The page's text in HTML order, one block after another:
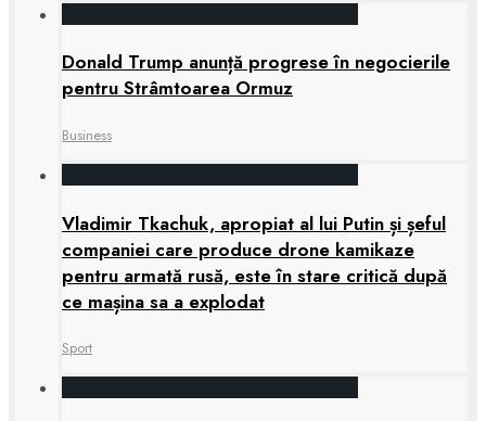
Donald Trump anunță progrese în negocierile
pentru Strâmtoarea Ormuz
Business
Vladimir Tkachuk, apropiat al lui Putin și șeful
companiei care produce drone kamikaze
pentru armată rusă, este în stare critică după
ce mașina sa a explodat
Sport